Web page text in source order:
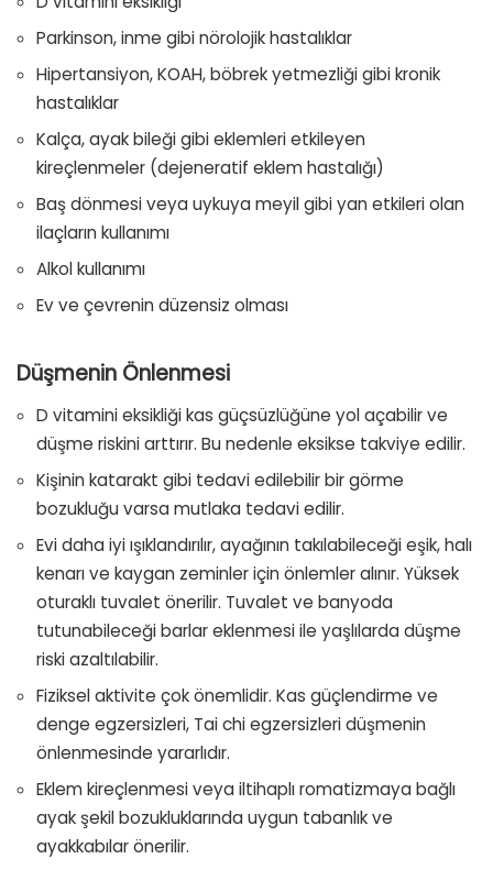
Parkinson, inme gibi nörolojik hastalıklar
Hipertansiyon, KOAH, böbrek yetmezliği gibi kronik
hastalıklar
Kalça, ayak bileği gibi eklemleri etkileyen
kireçlenmeler (dejeneratif eklem hastalığı)
Baş dönmesi veya uykuya meyil gibi yan etkileri olan
ilaçların kullanımı
Alkol kullanımı
Ev ve çevrenin düzensiz olması
Düşmenin Önlenmesi
D vitamini eksikliği kas güçsüzlüğüne yol açabilir ve
düşme riskini arttırır. Bu nedenle eksikse takviye edilir.
Kişinin katarakt gibi tedavi edilebilir bir görme
bozukluğu varsa mutlaka tedavi edilir.
Evi daha iyi ışıklandırılır, ayağının takılabileceği eşik, halı
kenarı ve kaygan zeminler için önlemler alınır. Yüksek
oturaklı tuvalet önerilir. Tuvalet ve banyoda
tutunabileceği barlar eklenmesi ile yaşlılarda düşme
riski azaltılabilir.
Fiziksel aktivite çok önemlidir. Kas güçlendirme ve
denge egzersizleri, Tai chi egzersizleri düşmenin
önlenmesinde yararlıdır.
Eklem kireçlenmesi veya iltihaplı romatizmaya bağlı
ayak şekil bozukluklarında uygun tabanlık ve
ayakkabılar önerilir.